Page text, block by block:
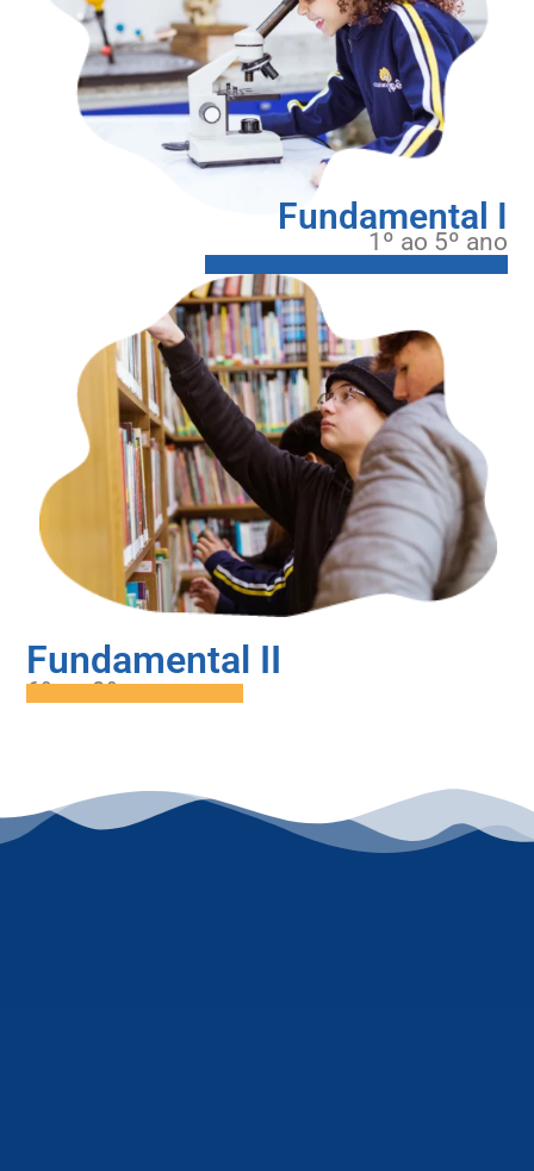
Fundamental I
1º ao 5º ano
Fundamental II
6º ao 9º ano